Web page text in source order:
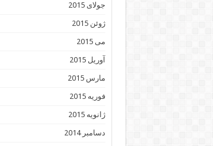
جولای 2015
ژوئن 2015
می 2015
آوریل 2015
مارس 2015
فوریه 2015
ژانویه 2015
دسامبر 2014